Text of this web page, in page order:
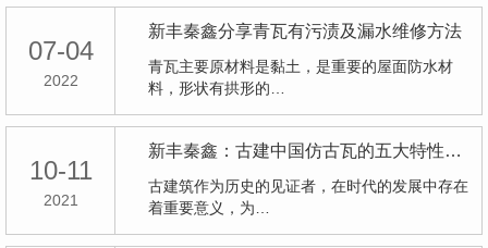
07-04
2022
新丰秦鑫分享青瓦有污渍及漏水维修方法
青瓦主要原材料是黏土，是重要的屋面防水材
料，形状有拱形的…
10-11
2021
新丰秦鑫：古建中国仿古瓦的五大特性以及辨别其质量的方法
古建筑作为历史的见证者，在时代的发展中存在
着重要意义，为…